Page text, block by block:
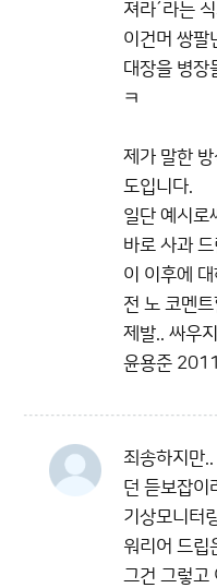
져라´라는
이건머 쌍팔
대장을 병장
ㅋ
제가 말한
도입니다.
일단 예시로
바로 사과
이 이후에
전 노 코멘
제발.. 싸우
윤용준
죄송하지만
던 듣보잡이
기상모니터
워리어 드립
그건 그렇고